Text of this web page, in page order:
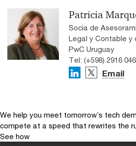
Patricia
Socia de
Legal y Contable y
PwC Uruguay
Tel: (+598) 2916
Email
We help you meet tomorrow’s tech
compete at a speed that rewrites the
See how